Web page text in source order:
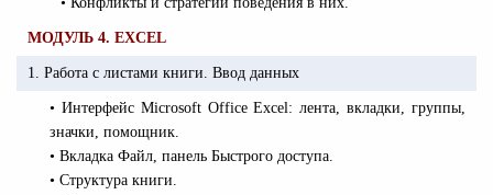
МОДУЛЬ 4. EXCEL
1. Работа с листами книги. Ввод данных
• Интерфейс Microsoft Office Excel: лента, вкладки, группы,
значки, помощник.
• Вкладка Файл, панель Быстрого доступа.
• Структура книги.